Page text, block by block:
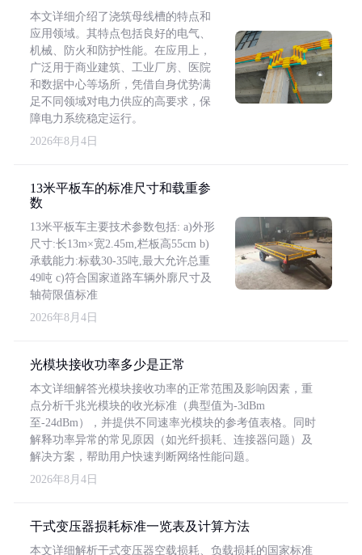
本文详细介绍了浇筑母线槽的特点和
应用领域。其特点包括良好的电气、
机械、防火和防护性能。在应用上，
广泛用于商业建筑、工业厂房、医院
和数据中心等场所，凭借自身优势满
足不同领域对电力供应的高要求，保
障电力系统稳定运行。
2026年8月4日
13米平板车的标准尺寸和载重参
数
13米平板车主要技术参数包括: a)外形
尺寸:长13m×宽2.45m,栏板高55cm b)
承载能力:标载30-35吨,最大允许总重
49吨 c)符合国家道路车辆外廓尺寸及
轴荷限值标准
2026年8月4日
光模块接收功率多少是正常
本文详细解答光模块接收功率的正常范围及影响因素，重
点分析千兆光模块的收光标准（典型值为-3dBm
至-24dBm），并提供不同速率光模块的参考值表格。同时
解释功率异常的常见原因（如光纤损耗、连接器问题）及
解决方案，帮助用户快速判断网络性能问题。
2026年8月4日
干式变压器损耗标准一览表及计算方法
本文详细解析干式变压器空载损耗、负载损耗的国家标准